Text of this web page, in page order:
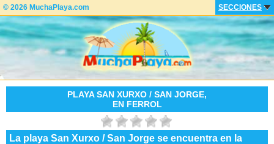
© 2026 MuchaPlaya.com SECCIONES
PLAYA SAN XURXO / SAN JORGE,
EN FERROL
La playa San Xurxo / San Jorge se encuentra en la